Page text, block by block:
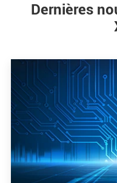
Dernières